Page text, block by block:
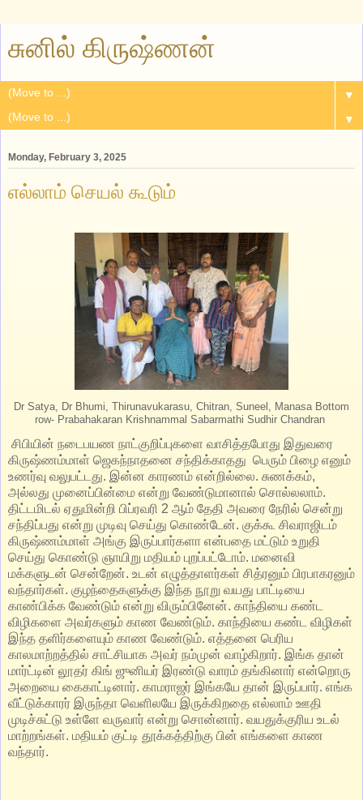
சுனில் கிருஷ்ணன்
▼
▼
Monday, February 3, 2025
எல்லாம் செயல் கூடும்
Dr Satya, Dr Bhumi, Thirunavukarasu, Chitran, Suneel, Manasa Bottom
row- Prabahakaran Krishnammal Sabarmathi Sudhir Chandran
சிபியின் நடைபயண நாட்குறிப்புகளை வாசித்தபோது இதுவரை
கிருஷ்ணம்மாள் ஜெகந்நாதனை சந்திக்காதது பெரும் பிழை எனும்
உணர்வு வலுபட்டது. இன்ன காரணம் என்றில்லை. சுணக்கம்,
அல்லது முனைப்பின்மை என்று வேண்டுமானால் சொல்லலாம்.
திட்டமிடல் ஏதுமின்றி பிப்ரவரி 2 ஆம் தேதி அவரை நேரில் சென்று
சந்திப்பது என்று முடிவு செய்து கொண்டேன். குக்கூ சிவராஜிடம்
கிருஷ்ணம்மாள் அங்கு இருப்பார்களா என்பதை மட்டும் உறுதி
செய்து கொண்டு ஞாயிறு மதியம் புறப்பட்டோம். மனைவி
மக்களுடன் சென்றேன். உடன் எழுத்தாளர்கள் சித்ரனும் பிரபாகரனும்
வந்தார்கள். குழந்தைகளுக்கு இந்த நூறு வயது பாட்டியை
காண்பிக்க வேண்டும் என்று விரும்பினேன். காந்தியை கண்ட
விழிகளை அவர்களும் காண வேண்டும். காந்தியை கண்ட விழிகள்
இந்த தளிர்களையும் காண வேண்டும். எத்தனை பெரிய
காலமாற்றத்தில் சாட்சியாக அவர் நம்முன் வாழ்கிறார். இங்க தான்
மார்ட்டின் லூதர் கிங் ஜுனியர் இரண்டு வாரம் தங்கினார் என்றொரு
அறையை கைகாட்டினார். காமராஜர் இங்கயே தான் இருப்பார். எங்க
வீட்டுக்காரர் இருந்தா வெளிலயே இருக்கிறதை எல்லாம் ஊதி
முடிச்சுட்டு உள்ளே வருவார் என்று சொன்னார். வயதுக்குரிய உடல்
மாற்றங்கள். மதியம் குட்டி தூக்கத்திற்கு பின் எங்களை காண
வந்தார்.